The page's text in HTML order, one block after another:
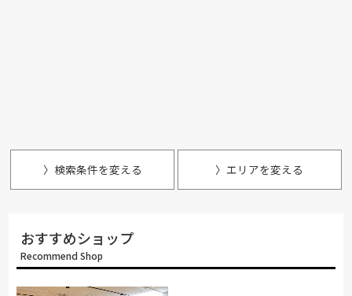
〉検索条件を変える 〉エリアを変える
おすすめショップ
Recommend Shop